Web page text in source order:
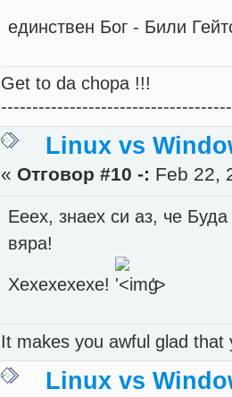
единствен Бог - Били
Get to da chopa !!!
Linux vs
« Отговор #10 -: Feb 22,
Ееех, знаех си аз, че
вяра!
Хехехехехе! '>
It makes you awful glad
Linux vs